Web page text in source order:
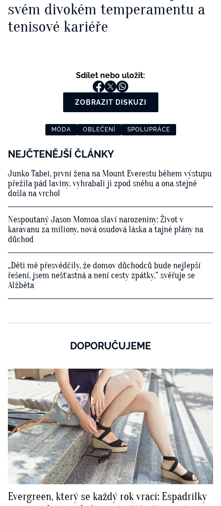
svém divokém temperamentu a
tenisové kariéře
Sdílet nebo uložit:
ZOBRAZIT DISKUZI
MÓDA OBLEČENÍ SPOLUPRÁCE
NEJČTENĚJŠÍ ČLÁNKY
Junko Tabei, první žena na Mount Everestu během výstupu
přežila pád laviny, vyhrabali ji zpod sněhu a ona stejně
došla na vrchol
Nespoutaný Jason Momoa slaví narozeniny: Život v
karavanu za miliony, nová osudová láska a tajné plány na
důchod
„Děti mě přesvědčily, že domov důchodců bude nejlepší
řešení, jsem nešťastná a není cesty zpátky,“ svěřuje se
Alžběta
DOPORUČUJEME
Evergreen, který se každý rok vrací: Espadrilky